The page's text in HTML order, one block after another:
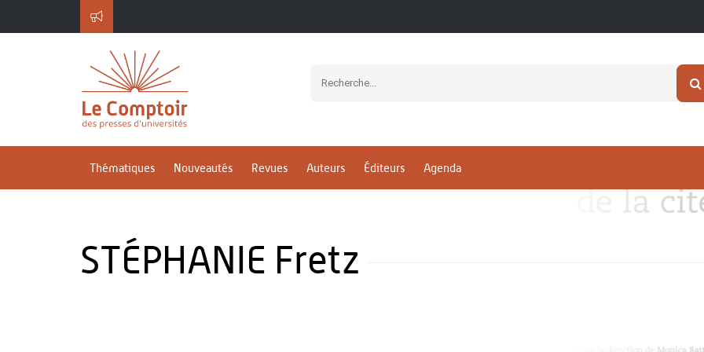
Thématiques Nouveautés Revues Auteurs Éditeurs Agenda
STÉPHANIE Fretz